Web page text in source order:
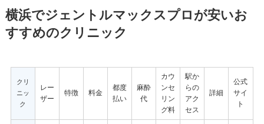
横浜でジェントルマックスプロが安いお
すすめのクリニック
クリ
ニッ
ク
レー
ザー
特徴 料金
都度
払い
麻酔
代
カウ
ンセ
リン
グ料
駅か
らの
アク
セス
詳細
公式
サイ
ト